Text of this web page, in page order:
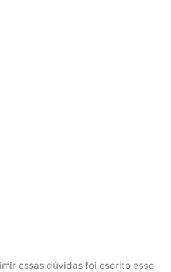
essas dúvidas foi escrito esse